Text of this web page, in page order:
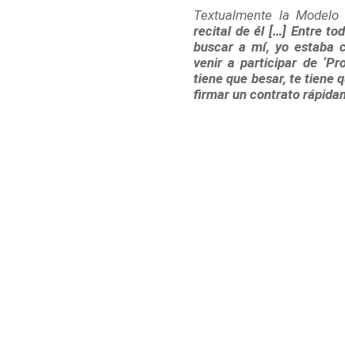
Textualmente la Modelo
recital de él […] Entre
buscar a mí, yo estaba
venir a participar de
tiene que besar, te tiene
firmar un contrato